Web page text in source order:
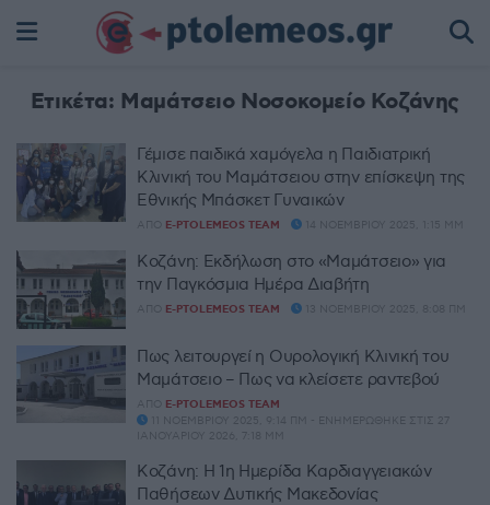
Ετικέτα: Μαμάτσειο Νοσοκομείο Κοζάνης
Γέμισε παιδικά χαμόγελα η Παιδιατρική
Κλινική του Μαμάτσειου στην επίσκεψη της
Εθνικής Μπάσκετ Γυναικών
ΑΠΌ E-PTOLEMEOS TEAM 14 ΝΟΕΜΒΡΊΟΥ 2025, 1:15 ΜΜ
Κοζάνη: Εκδήλωση στο «Μαμάτσειο» για
την Παγκόσμια Ημέρα Διαβήτη
ΑΠΌ E-PTOLEMEOS TEAM 13 ΝΟΕΜΒΡΊΟΥ 2025, 8:08 ΠΜ
Πως λειτουργεί η Ουρολογική Κλινική του
Μαμάτσειο – Πως να κλείσετε ραντεβού
ΑΠΌ E-PTOLEMEOS TEAM
11 ΝΟΕΜΒΡΊΟΥ 2025, 9:14 ΠΜ - ΕΝΗΜΕΡΏΘΗΚΕ ΣΤΙΣ 27
ΙΑΝΟΥΑΡΊΟΥ 2026, 7:18 ΜΜ
​Κοζάνη: Η 1η Ημερίδα Καρδιαγγειακών
Παθήσεων Δυτικής Μακεδονίας